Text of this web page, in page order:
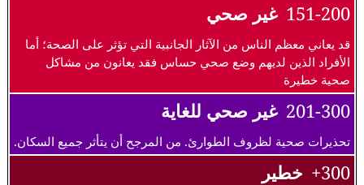
151-200 غير صحي
قد يعاني معظم الناس من الآثار الجانبية التي تؤثر على الصحة؛ أما
الأفراد الذين لديهم وضع صحي حساس فقد يعانون من مشاكل
صحية خطيرة
201-300 غير صحي للغاية
تحذيرات صحية لظروف الطوارئ. من المرجح أن يتأثر جميع السكان.
300+ خطير